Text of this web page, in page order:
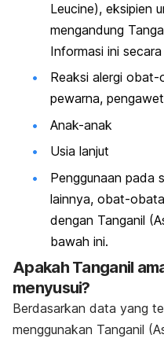
Leucine), eksipien
mengandung
Informasi ini
Reaksi alergi
pewarna,
Anak-anak
Usia lanjut
Penggunaan pada
lainnya, obat-
dengan Tanganil
bawah ini.
Apakah Tanganil
menyusui?
Berdasarkan data yang
menggunakan Tanganil